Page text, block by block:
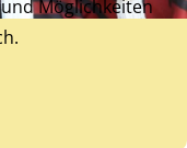
Möglichkeiten